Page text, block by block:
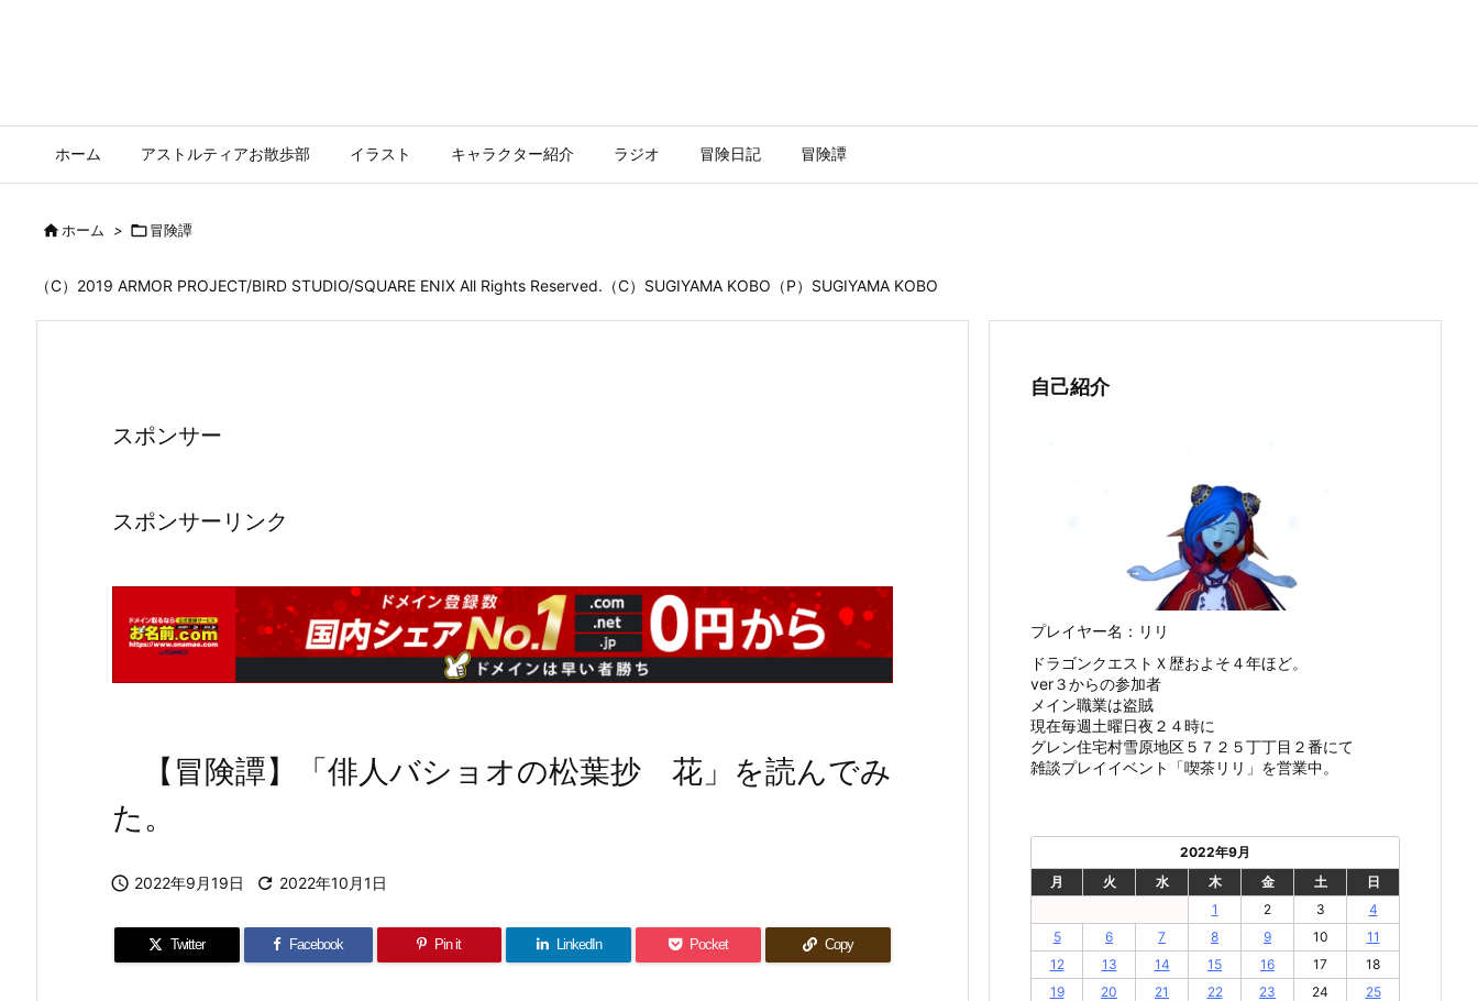
ホーム アストルティアお散歩部 イラスト キャラクター紹介 ラジオ 冒険日記 冒険譚
ホーム > 冒険譚
（C）2019 ARMOR PROJECT/BIRD STUDIO/SQUARE ENIX All Rights Reserved.（C）SUGIYAMA KOBO（P）SUGIYAMA KOBO
スポンサー
スポンサーリンク
【冒険譚】「俳人バショオの松葉抄 花」を読んでみ
た。
 2022年9月19日  2022年10月1日
Twitter Facebook Pin it LinkedIn Pocket Copy
自己紹介
プレイヤー名：リリ
ドラゴンクエストＸ歴およそ４年ほど。
ver３からの参加者
メイン職業は盗賊
現在毎週土曜日夜２４時に
グレン住宅村雪原地区５７２５丁丁目２番にて
雑談プレイイベント「喫茶リリ」を営業中。
2022年9月
月
火 水 木 金 土
日
1
2 3
4
5
6 7 8 9 10
11
12
13 14 15 16 17
18
19
20 21 22 23 24
25